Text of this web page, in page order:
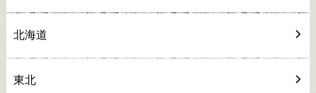
北海道
東北